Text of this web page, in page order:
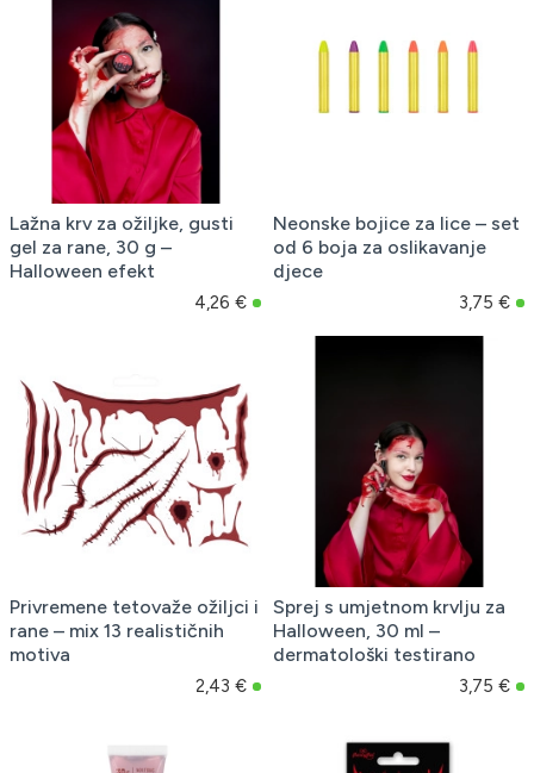
Lažna krv za ožiljke, gusti
gel za rane, 30 g –
Halloween efekt
4,26 €
Neonske bojice za lice – set
od 6 boja za oslikavanje
djece
3,75 €
Privremene tetovaže ožiljci i
rane – mix 13 realističnih
motiva
2,43 €
Sprej s umjetnom krvlju za
Halloween, 30 ml –
dermatološki testirano
3,75 €